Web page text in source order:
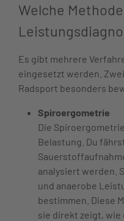
Welche
Es gibt mehrere
eingesetzt werden.
Radsport besonders
Spiroergometrie
Die
Belastung. Du
analysiert werden.
und anaerobe
bestimmen. Diese
sie direkt zeigt,